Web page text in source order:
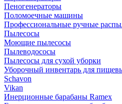
Пеногенераторы
Поломоечные машины
Профессиональные ручные
Пылесосы
Моющие пылесосы
Пылеводососы
Пылесосы для сухой уборки
Уборочный инвентарь для
Schavon
Vikan
Инерционные барабаны Ramex